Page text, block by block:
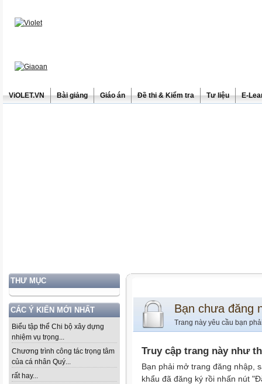
ViOLET.VN Bài giảng Giáo án Đề thi & Kiểm tra Tư liệu E-
THƯ MỤC
CÁC Ý KIẾN MỚI NHẤT
Biểu tập thể Chi bộ xây dựng
nhiệm vụ trọng...
Chương trình công tác trọng tâm
của cá nhân Quý...
rất hay...
Bạn chưa đăng
Trang này yêu cầu bạn
Truy cập trang này như
Bạn phải mở trang đăng nhập,
khẩu đã đăng ký rồi nhấn nút